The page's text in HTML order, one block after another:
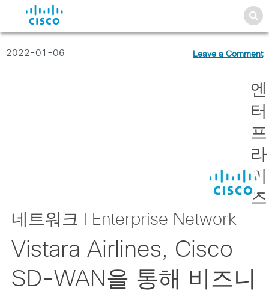
2022-01-06 Leave a Comment
엔
터
프
라
이
즈
네트워크 l Enterprise Network
Vistara Airlines, Cisco
SD-WAN을 통해 비즈니